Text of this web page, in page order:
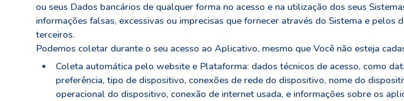
ou seus Dados bancários de qualquer forma no acesso e na utilização dos seus
informações falsas, excessivas ou imprecisas que fornecer através do Sistema e pelos
terceiros.
Podemos coletar durante o seu acesso ao Aplicativo, mesmo que Você não esteja
Coleta automática pelo website e Plataforma: dados técnicos de acesso, como
preferência, tipo de dispositivo, conexões de rede do dispositivo, nome do
operacional do dispositivo, conexão de internet usada, e informações sobre os